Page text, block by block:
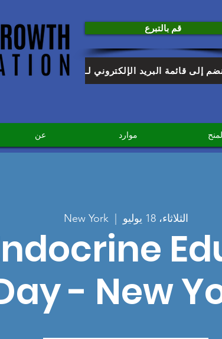
قم بالتبرع
عن موارد
الثلاثاء، 18 يوليو
  |
New York
- New